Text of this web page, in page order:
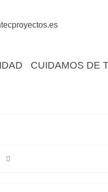
CUIDAMOS DE